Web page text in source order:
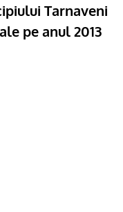
Tarnaveni
pe anul 2013